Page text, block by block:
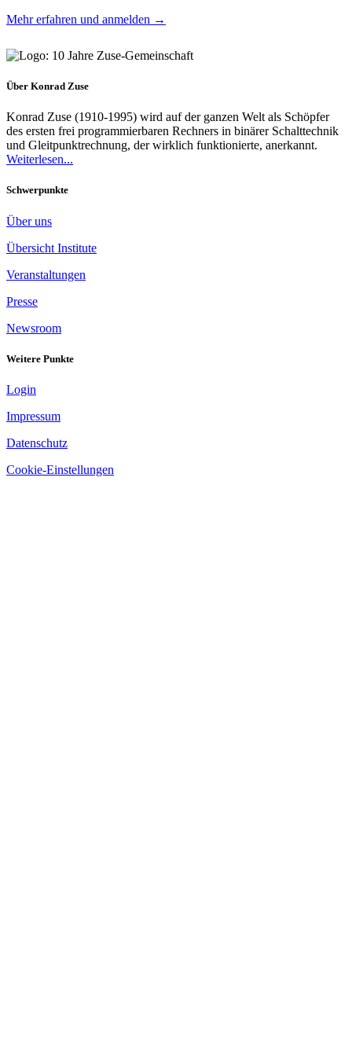
Mehr erfahren und anmelden →
Über Konrad Zuse
Konrad Zuse (1910-1995) wird auf der ganzen Welt als Schöpfer
des ersten frei programmierbaren Rechners in binärer Schalttechnik
und Gleitpunktrechnung, der wirklich funktionierte, anerkannt.
Weiterlesen...
Schwerpunkte
Über uns
Übersicht Institute
Veranstaltungen
Presse
Newsroom
Weitere Punkte
Login
Impressum
Datenschutz
Cookie-Einstellungen